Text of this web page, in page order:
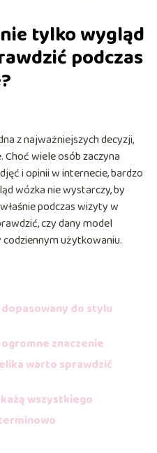
tylko wygląd
podczas
z najważniejszych decyzji,
wiele osób zaczyna
i opinii w internecie, bardzo
wózka nie wystarczy, by
podczas wizyty w
czy dany model
użytkowaniu.
do stylu
znaczenie
warto sprawdzić
wszystkiego